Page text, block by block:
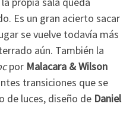
Es un gran acierto sacar
se vuelve todavía más
aún. También la
por Malacara & Wilson
transiciones que se
de luces, diseño de Daniel